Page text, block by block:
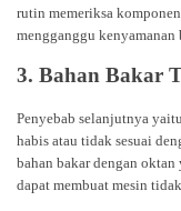
rutin memeriksa
mengganggu kenyamanan
3. Bahan Bakar
Penyebab selanjutnya
habis atau tidak sesuai
bahan bakar dengan
dapat membuat mesin